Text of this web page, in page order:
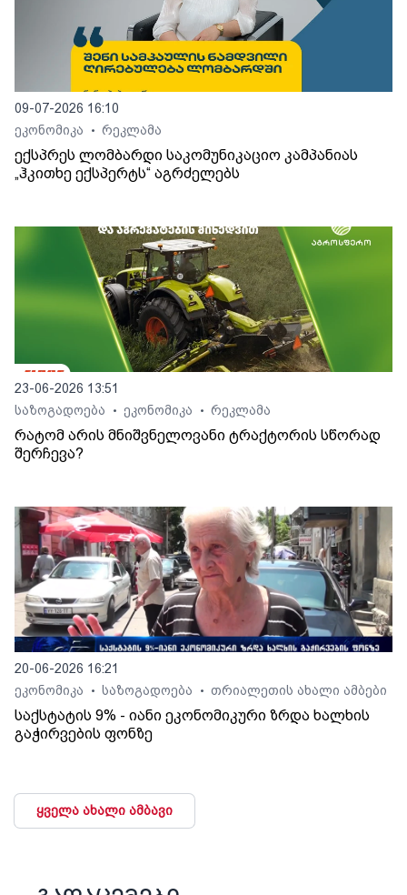
09-07-2026 16:10
ეკონომიკა
• რეკლამა
ექსპრეს ლომბარდი საკომუნიკაციო კამპანიას
„ჰკითხე ექსპერტს“ აგრძელებს
23-06-2026 13:51
საზოგადოება
• ეკონომიკა • რეკლამა
რატომ არის მნიშვნელოვანი ტრაქტორის სწორად
შერჩევა?
20-06-2026 16:21
ეკონომიკა
• საზოგადოება • თრიალეთის ახალი ამბები
საქსტატის 9% - იანი ეკონომიკური ზრდა ხალხის
გაჭირვების ფონზე
ყველა ახალი ამბავი